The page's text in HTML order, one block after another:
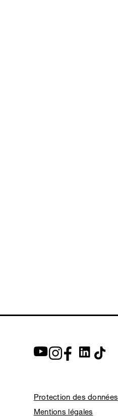
Protection des données
Mentions légales